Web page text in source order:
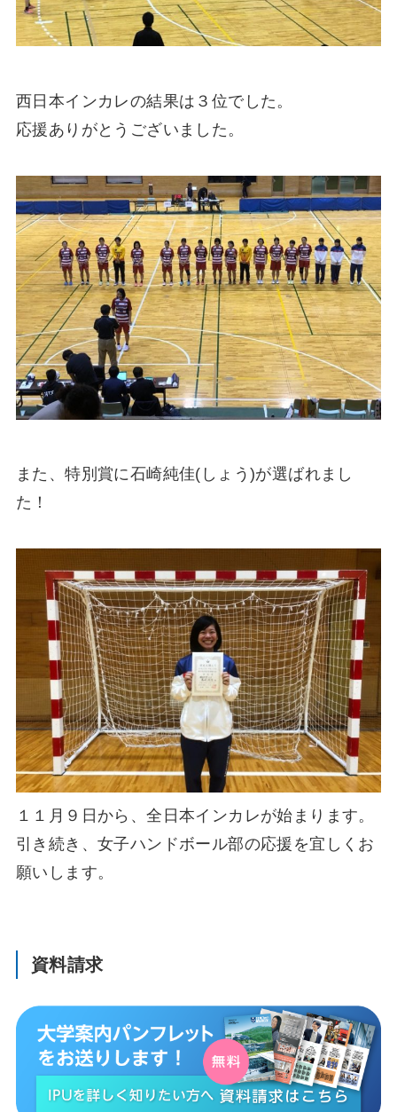
西日本インカレの結果は３位でした。
応援ありがとうございました。
また、特別賞に石崎純佳(しょう)が選ばれまし
た！
１１月９日から、全日本インカレが始まります。
引き続き、女子ハンドボール部の応援を宜しくお
願いします。
資料請求